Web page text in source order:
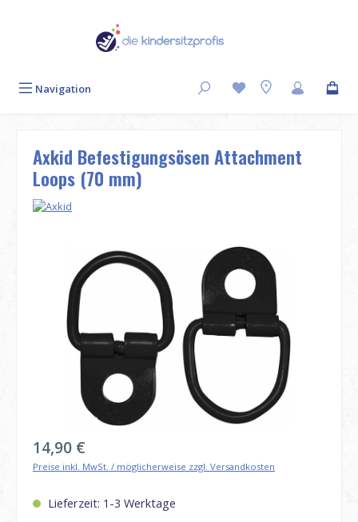
Navigation
Axkid Befestigungsösen Attachment
Loops (70 mm)
Bildergalerie überspringen
Regulärer Preis:
14,90 €
Preise inkl. MwSt. / möglicherweise zzgl. Versandkosten
Lieferzeit: 1-3 Werktage